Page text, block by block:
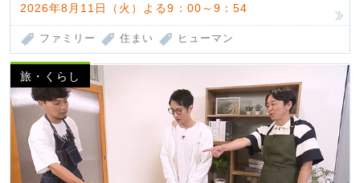
2026年8月11日（火）よる9：00～9：54
ファミリー 住まい ヒューマン
旅・くらし